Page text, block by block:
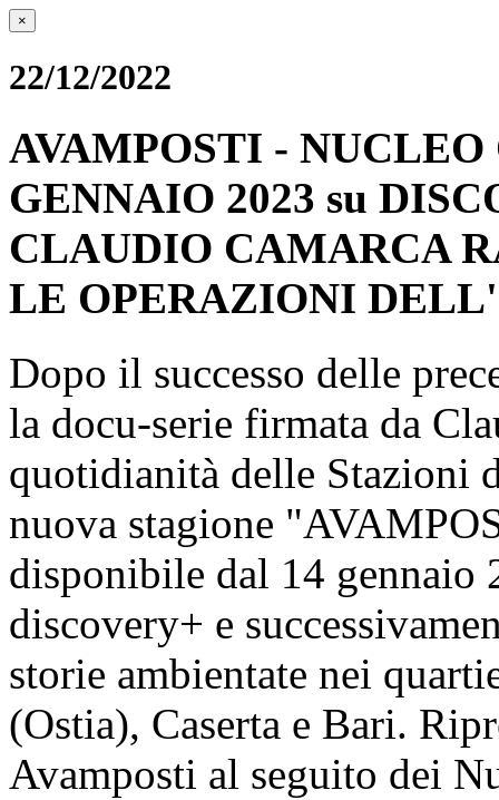
×
22/12/2022
AVAMPOSTI -
GENNAIO 2023 su
CLAUDIO CAMARCA
LE OPERAZIONI
Dopo il successo delle
la docu-serie firmata da
quotidianità delle Stazioni
nuova stagione
disponibile dal 14 gennaio
discovery+ e
storie ambientate nei
(Ostia), Caserta e Bari.
Avamposti al seguito dei